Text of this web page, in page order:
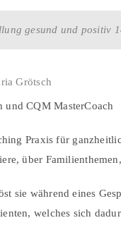
gesund und positiv
Grötsch
und CQM MasterCoach
Praxis für
über
sie während eines
welches sich